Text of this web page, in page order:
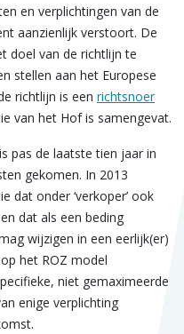
en verplichtingen van de
aanzienlijk verstoort. De
doel van de richtlijn te
stellen aan het Europese
richtlijn is een richtsnoer
van het Hof is samengevat.
pas de laatste tien jaar in
gekomen. In 2013
dat onder ‘verkoper’ ook
dat als een beding
wijzigen in een eerlijk(er)
het ROZ model
niet gemaximeerde
enige verplichting